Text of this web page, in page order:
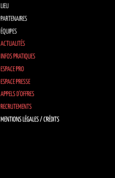
LIEU
PARTENAIRES
ÉQUIPES
ACTUALITÉS
INFOS PRATIQUES
ESPACE PRO
ESPACE PRESSE
APPELS D’OFFRES
RECRUTEMENTS
MENTIONS LÉGALES / CRÉDITS